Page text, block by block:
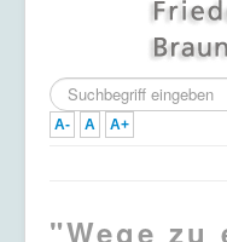
Suchen
...
A- A A+
Termine
"Wege zu